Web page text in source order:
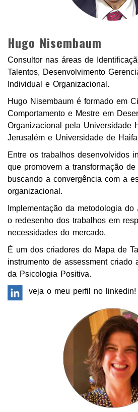
Hugo Nisembaum
Consultor nas áreas de
Talentos, Desenvolvimento
Individual e Organizacional.
Hugo Nisembaum é formado em
Comportamento e Mestre em
Organizacional pela Universidade
Jerusalém e Universidade de
Entre os trabalhos desenvolvidos
que promovem a transformação
buscando a convergência com a
organizacional.
Implementação da metodologia
o redesenho dos trabalhos em
necessidades do mercado.
É um dos criadores do Mapa de
instrumento de assessment criado
da Psicologia Positiva.
veja o meu perfil no linkedin!